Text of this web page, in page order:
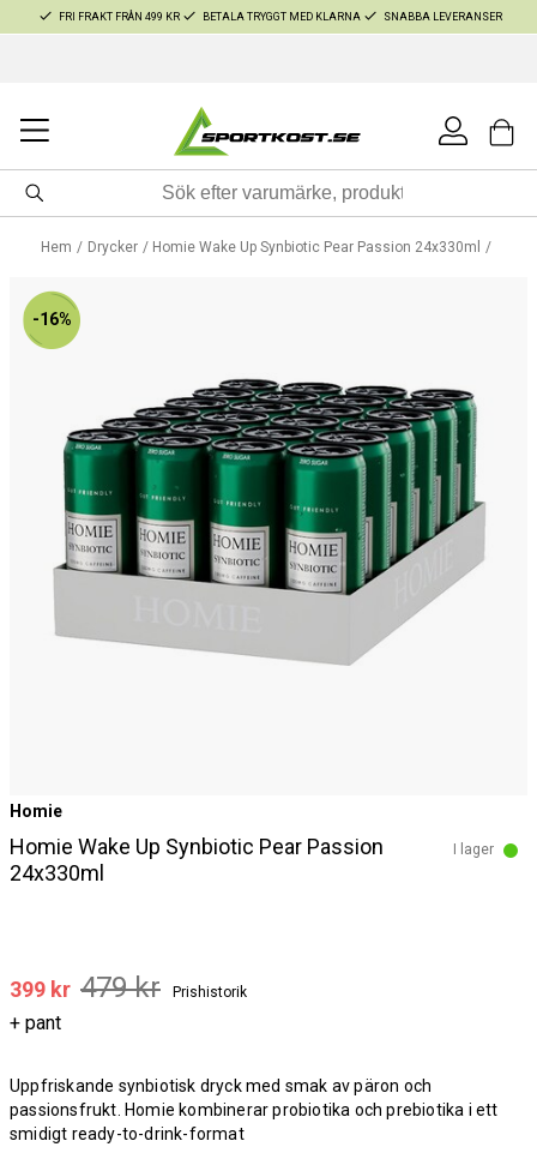
FRI FRAKT FRÅN 499 KR BETALA TRYGGT MED KLARNA SNABBA LEVERANSER
Hem Drycker Homie Wake Up Synbiotic Pear Passion 24x330ml
-16%
Homie
Homie Wake Up Synbiotic Pear Passion
24x330ml
I lager
399 kr 479 kr Prishistorik
+ pant
Uppfriskande synbiotisk dryck med smak av päron och
passionsfrukt. Homie kombinerar probiotika och prebiotika i ett
smidigt ready-to-drink-format